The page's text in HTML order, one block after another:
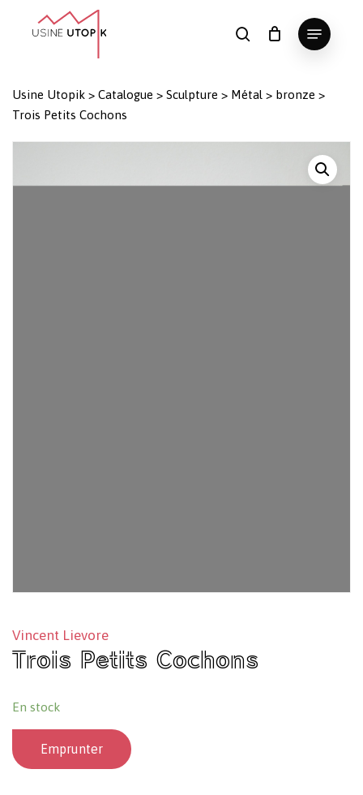
search
Menu
Panier Fermer
le
Usine Utopik > Catalogue > Sculpture > Métal > bronze >
Trois Petits Cochons
Vincent Lievore
Trois Petits Cochons
En stock
Emprunter
Close